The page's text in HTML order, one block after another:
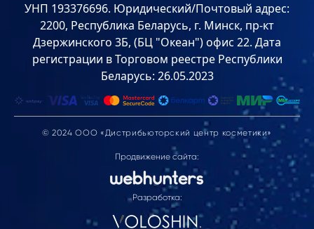
УНП 193376696. Юридический/Почтовый адрес:
2200, Республика Беларусь, г. Минск, пр-кт
Дзержинского 3Б, (БЦ "Океан") офис 22. Дата
регистрации в Торговом реестре Республики
Беларусь: 26.05.2023
© 2024 ООО «Дистрибьюторский центр косметики»
Продвижение сайта:
Разработка: